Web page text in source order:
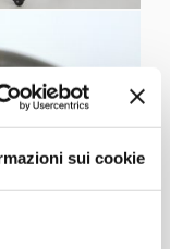
sui cookie